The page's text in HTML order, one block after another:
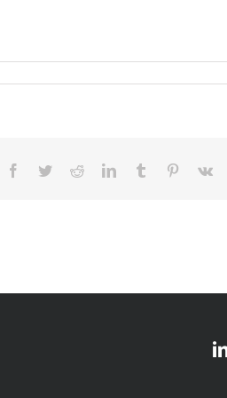
Facebook
TwitterRedditLinkedInTumblr Pinterest
Vk